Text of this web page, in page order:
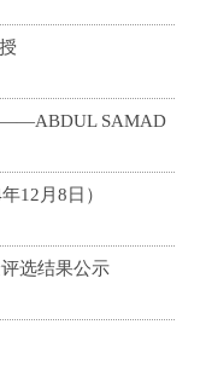
——ABDUL SAMAD
12月8日）
选结果公示